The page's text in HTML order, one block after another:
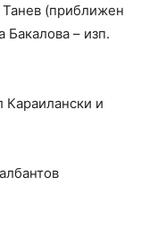
Танев (приближен
– изп.
Караилански и